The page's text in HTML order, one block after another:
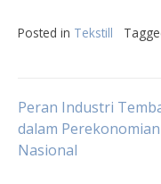
Posted in Tekstill
Post
navigation
Peran Industri
dalam Perekonomian
Nasional